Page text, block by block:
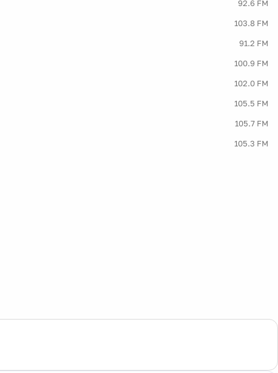
92.6 FM
103.8 FM
91.2 FM
100.9 FM
102.0 FM
105.5 FM
105.7 FM
105.3 FM